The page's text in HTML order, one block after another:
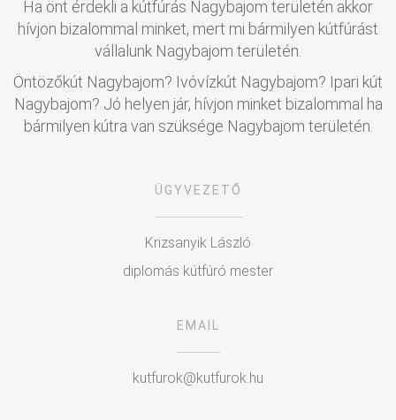
Ha önt érdekli a kútfúrás Nagybajom területén akkor
hívjon bizalommal minket, mert mi bármilyen kútfúrást
vállalunk Nagybajom területén.
Öntözőkút Nagybajom? Ivóvízkút Nagybajom? Ipari kút
Nagybajom? Jó helyen jár, hívjon minket bizalommal ha
bármilyen kútra van szüksége Nagybajom területén.
ÜGYVEZETŐ
Krizsanyik László
diplomás kútfúró mester
EMAIL
kutfurok@kutfurok.hu